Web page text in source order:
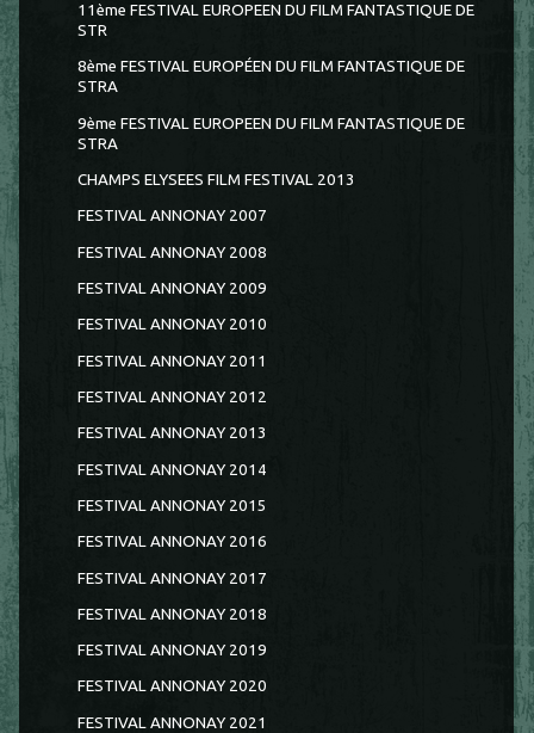
11ème FESTIVAL EUROPEEN DU FILM FANTASTIQUE DE
STR
8ème FESTIVAL EUROPÉEN DU FILM FANTASTIQUE DE
STRA
9ème FESTIVAL EUROPEEN DU FILM FANTASTIQUE DE
STRA
CHAMPS ELYSEES FILM FESTIVAL 2013
FESTIVAL ANNONAY 2007
FESTIVAL ANNONAY 2008
FESTIVAL ANNONAY 2009
FESTIVAL ANNONAY 2010
FESTIVAL ANNONAY 2011
FESTIVAL ANNONAY 2012
FESTIVAL ANNONAY 2013
FESTIVAL ANNONAY 2014
FESTIVAL ANNONAY 2015
FESTIVAL ANNONAY 2016
FESTIVAL ANNONAY 2017
FESTIVAL ANNONAY 2018
FESTIVAL ANNONAY 2019
FESTIVAL ANNONAY 2020
FESTIVAL ANNONAY 2021